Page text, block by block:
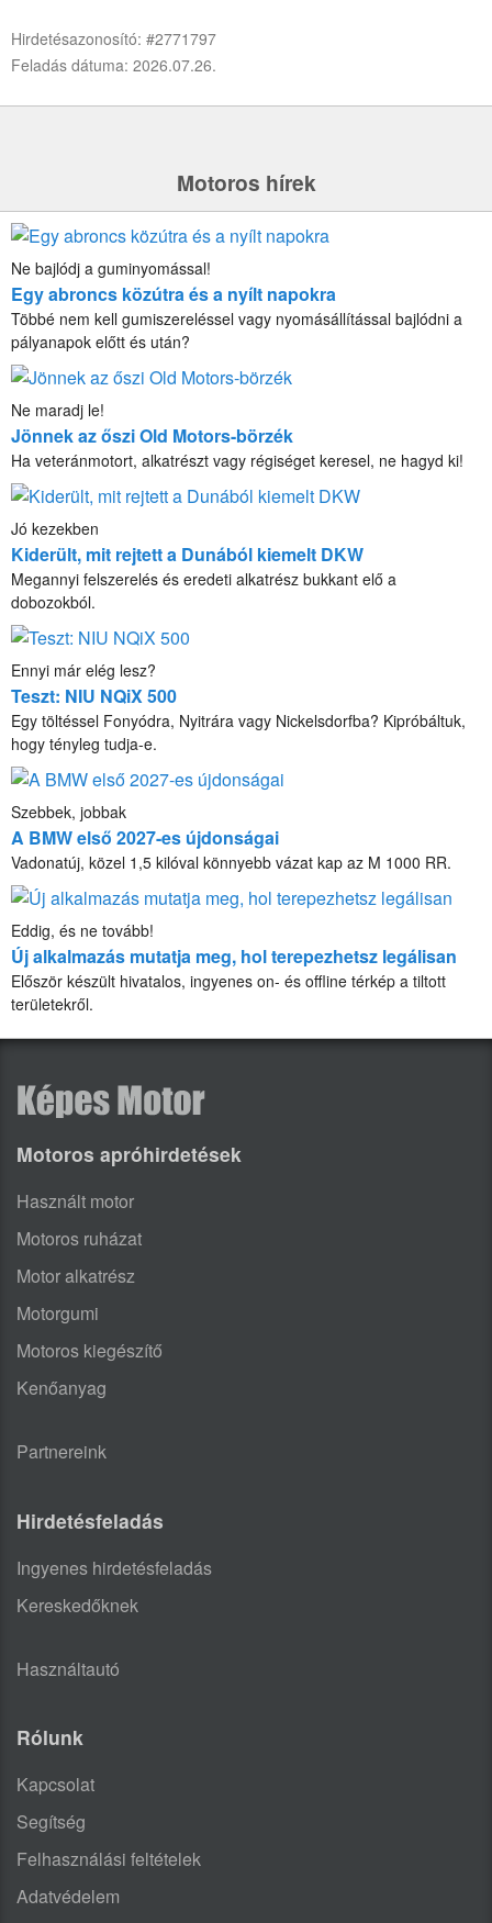
Hirdetésazonosító: #2771797
Feladás dátuma: 2026.07.26.
Motoros hírek
Ne bajlódj a guminyomással!
Egy abroncs közútra és a nyílt napokra
Többé nem kell gumiszereléssel vagy nyomásállítással bajlódni a
pályanapok előtt és után?
Ne maradj le!
Jönnek az őszi Old Motors-börzék
Ha veteránmotort, alkatrészt vagy régiséget keresel, ne hagyd ki!
Jó kezekben
Kiderült, mit rejtett a Dunából kiemelt DKW
Megannyi felszerelés és eredeti alkatrész bukkant elő a
dobozokból.
Ennyi már elég lesz?
Teszt: NIU NQiX 500
Egy töltéssel Fonyódra, Nyitrára vagy Nickelsdorfba? Kipróbáltuk,
hogy tényleg tudja-e.
Szebbek, jobbak
A BMW első 2027-es újdonságai
Vadonatúj, közel 1,5 kilóval könnyebb vázat kap az M 1000 RR.
Eddig, és ne tovább!
Új alkalmazás mutatja meg, hol terepezhetsz legálisan
Először készült hivatalos, ingyenes on- és offline térkép a tiltott
területekről.
Motoros apróhirdetések
Használt motor
Motoros ruházat
Motor alkatrész
Motorgumi
Motoros kiegészítő
Kenőanyag
Partnereink
Hirdetésfeladás
Ingyenes hirdetésfeladás
Kereskedőknek
Használtautó
Rólunk
Kapcsolat
Segítség
Felhasználási feltételek
Adatvédelem